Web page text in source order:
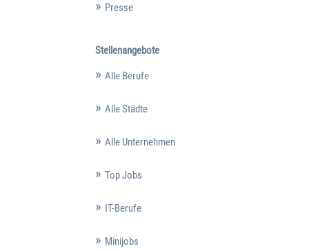
Presse
Stellenangebote
Alle Berufe
Alle Städte
Alle Unternehmen
Top Jobs
IT-Berufe
Minijobs